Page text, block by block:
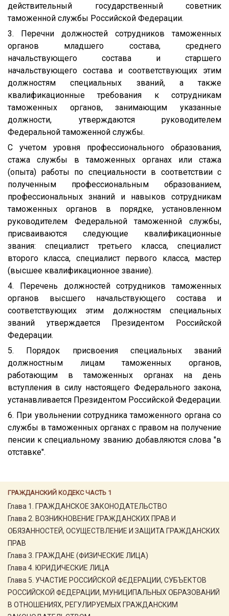
ГРАЖДАНСКИЙ КОДЕКС ЧАСТЬ 1
Глава 1. ГРАЖДАНСКОЕ ЗАКОНОДАТЕЛЬСТВО
Глава 2. ВОЗНИКНОВЕНИЕ ГРАЖДАНСКИХ ПРАВ И
ОБЯЗАННОСТЕЙ, ОСУЩЕСТВЛЕНИЕ И ЗАЩИТА ГРАЖДАНСКИХ
ПРАВ
Глава 3. ГРАЖДАНЕ (ФИЗИЧЕСКИЕ ЛИЦА)
Глава 4. ЮРИДИЧЕСКИЕ ЛИЦА
Глава 5. УЧАСТИЕ РОССИЙСКОЙ ФЕДЕРАЦИИ, СУБЪЕКТОВ
РОССИЙСКОЙ ФЕДЕРАЦИИ, МУНИЦИПАЛЬНЫХ ОБРАЗОВАНИЙ
В ОТНОШЕНИЯХ, РЕГУЛИРУЕМЫХ ГРАЖДАНСКИМ
действительный государственный советник
таможенной службы Российской Федерации.
3. Перечни должностей сотрудников таможенных
органов младшего состава, среднего
начальствующего состава и старшего
начальствующего состава и соответствующих этим
должностям специальных званий, а также
квалификационные требования к сотрудникам
таможенных органов, занимающим указанные
должности, утверждаются руководителем
Федеральной таможенной службы.
С учетом уровня профессионального образования,
стажа службы в таможенных органах или стажа
(опыта) работы по специальности в соответствии с
полученным профессиональным образованием,
профессиональных знаний и навыков сотрудникам
таможенных органов в порядке, установленном
руководителем Федеральной таможенной службы,
присваиваются следующие квалификационные
звания: специалист третьего класса, специалист
второго класса, специалист первого класса, мастер
(высшее квалификационное звание).
4. Перечень должностей сотрудников таможенных
органов высшего начальствующего состава и
соответствующих этим должностям специальных
званий утверждается Президентом Российской
Федерации.
5. Порядок присвоения специальных званий
должностным лицам таможенных органов,
работающим в таможенных органах на день
вступления в силу настоящего Федерального закона,
устанавливается Президентом Российской Федерации.
6. При увольнении сотрудника таможенного органа со
службы в таможенных органах с правом на получение
пенсии к специальному званию добавляются слова "в
отставке".